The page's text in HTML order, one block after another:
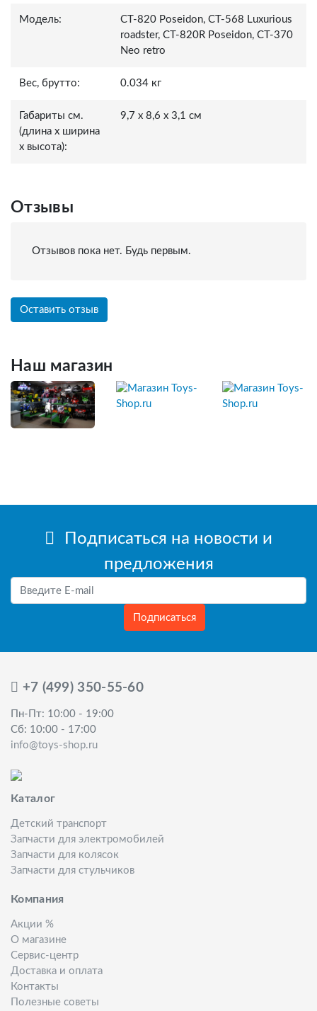
Модель:
СТ-820 Poseidon, СТ-568 Luxurious
roadster, CT-820R Poseidon, СТ-370
Neo retro
Вес, брутто: 0.034 кг
Габариты см.
(длина x ширина
x высота):
9,7 x 8,6 x 3,1 см
Отзывы
Отзывов пока нет. Будь первым.
Оставить отзыв
Наш магазин
Подписаться на новости и
предложения
Подписаться
+7 (499) 350-55-60
Пн-Пт: 10:00 - 19:00
Сб: 10:00 - 17:00
info@toys-shop.ru
Каталог
Детский транспорт
Запчасти для электромобилей
Запчасти для колясок
Запчасти для стульчиков
Компания
Акции %
О магазине
Сервис-центр
Доставка и оплата
Контакты
Полезные советы